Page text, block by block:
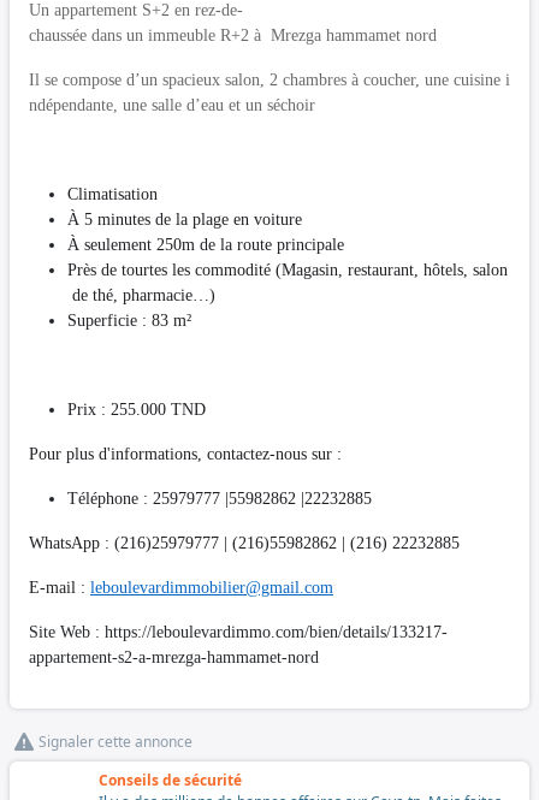
Un appartement S+2 en rez-de-
chaussée dans un immeuble R+2 à Mrezga hammamet nord
Il se compose d’un spacieux salon, 2 chambres à coucher, une cuisine i
ndépendante, une salle d’eau et un séchoir
Climatisation
À 5 minutes de la plage en voiture
À seulement 250m de la route principale
Près de tourtes les commodité (Magasin, restaurant, hôtels, salon
de thé, pharmacie…)
Superficie : 83 m²
Prix : 255.000 TND
Pour plus d'informations, contactez-nous sur :
Téléphone : 25979777 |55982862 |22232885
WhatsApp : (216)25979777 | (216)55982862 | (216) 22232885
E-mail : leboulevardimmobilier@gmail.com
Site Web : https://leboulevardimmo.com/bien/details/133217-
appartement-s2-a-mrezga-hammamet-nord
Signaler cette annonce
Conseils de sécurité